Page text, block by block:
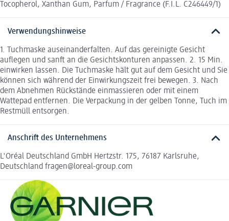
Tocopherol, Xanthan Gum, Parfum / Fragrance (F.I.L. C246449/1)
Verwendungshinweise
1. Tuchmaske auseinanderfalten. Auf das gereinigte Gesicht
auflegen und sanft an die Gesichtskonturen anpassen. 2. 15 Min.
einwirken lassen. Die Tuchmaske hält gut auf dem Gesicht und Sie
können sich während der Einwirkungszeit frei bewegen. 3. Nach
dem Abnehmen Rückstände einmassieren oder mit einem
Wattepad entfernen. Die Verpackung in der gelben Tonne, Tuch im
Restmüll entsorgen.
Anschrift des Unternehmens
L'Oréal Deutschland GmbH Hertzstr. 175, 76187 Karlsruhe,
Deutschland fragen@loreal-group.com